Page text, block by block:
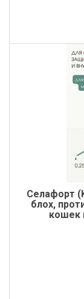
Cелафорт
блох,
кошек